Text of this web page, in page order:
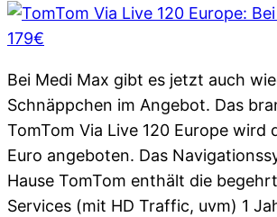
Bei Medi Max gibt es jetzt auch
Schnäppchen im Angebot. Das
TomTom Via Live 120 Europe wird
Euro angeboten. Das
Hause TomTom enthält die
Services (mit HD Traffic, uvm) 1